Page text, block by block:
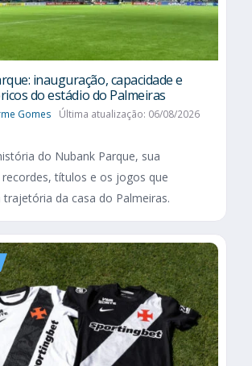
inauguração, capacidade e
do estádio do Palmeiras
Gomes Última atualização: 06/08/2026
do Nubank Parque, sua
recordes, títulos e os jogos que
da casa do Palmeiras.